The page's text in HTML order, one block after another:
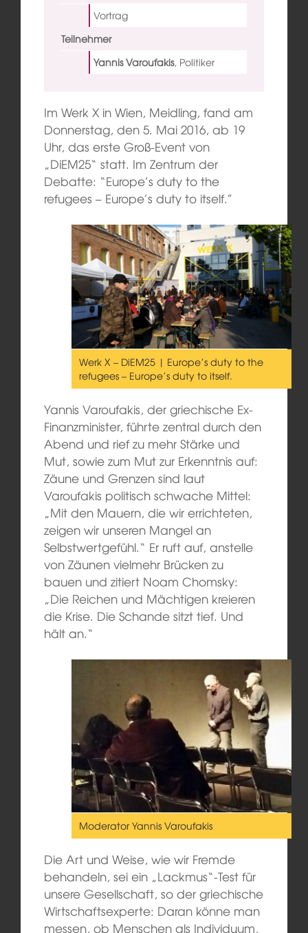
Vortrag
Teilnehmer
Yannis Varoufakis, Politiker
Im Werk X in Wien, Meidling, fand am
Donnerstag, den 5. Mai 2016, ab 19
Uhr, das erste Groß-Event von
„DiEM25“ statt. Im Zentrum der
Debatte: “Europe’s duty to the
refugees – Europe’s duty to itself.”
Werk X – DiEM25 | Europe’s duty to the
refugees – Europe’s duty to itself.
Yannis Varoufakis, der griechische Ex-
Finanzminister, führte zentral durch den
Abend und rief zu mehr Stärke und
Mut, sowie zum Mut zur Erkenntnis auf:
Zäune und Grenzen sind laut
Varoufakis politisch schwache Mittel:
„Mit den Mauern, die wir errichteten,
zeigen wir unseren Mangel an
Selbstwertgefühl.“ Er ruft auf, anstelle
von Zäunen vielmehr Brücken zu
bauen und zitiert Noam Chomsky:
„Die Reichen und Mächtigen kreieren
die Krise. Die Schande sitzt tief. Und
hält an.“
Moderator Yannis Varoufakis
Die Art und Weise, wie wir Fremde
behandeln, sei ein „Lackmus“-Test für
unsere Gesellschaft, so der griechische
Wirtschaftsexperte: Daran könne man
messen, ob Menschen als Individuum,